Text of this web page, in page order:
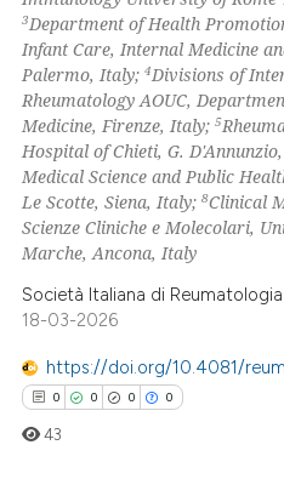
atscite.ai
shows how a scientific paper
cited by providing the
of the citation, a
describing whether
mentions, or contrasts
claim, and a label
was made.
3Department of Health
Infant Care, Internal Medicine
Palermo, Italy;4Divisions of
Rheumatology AOUC,
Medicine, Firenze, Italy;5
Hospital of Chieti, G.
Medical Science and Public
Le Scotte, Siena, Italy;8Clinical
Scienze Cliniche e Molecolari,
Marche, Ancona, Italy
Società Italiana di Reumatologia
18-03-2026
https://doi.org/10.4081/
0 0 0 0
43